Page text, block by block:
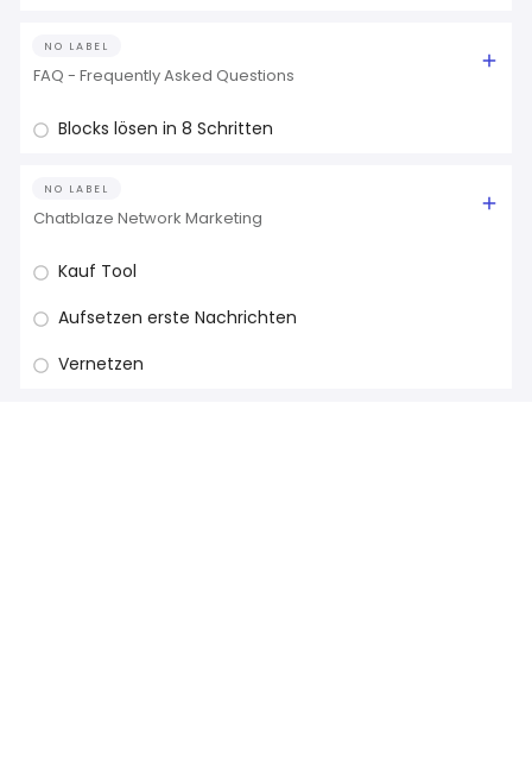
NO LABEL
FAQ - Frequently Asked Questions
Blocks lösen in 8 Schritten
NO LABEL
Chatblaze Network Marketing
Kauf Tool
Aufsetzen erste Nachrichten
Vernetzen